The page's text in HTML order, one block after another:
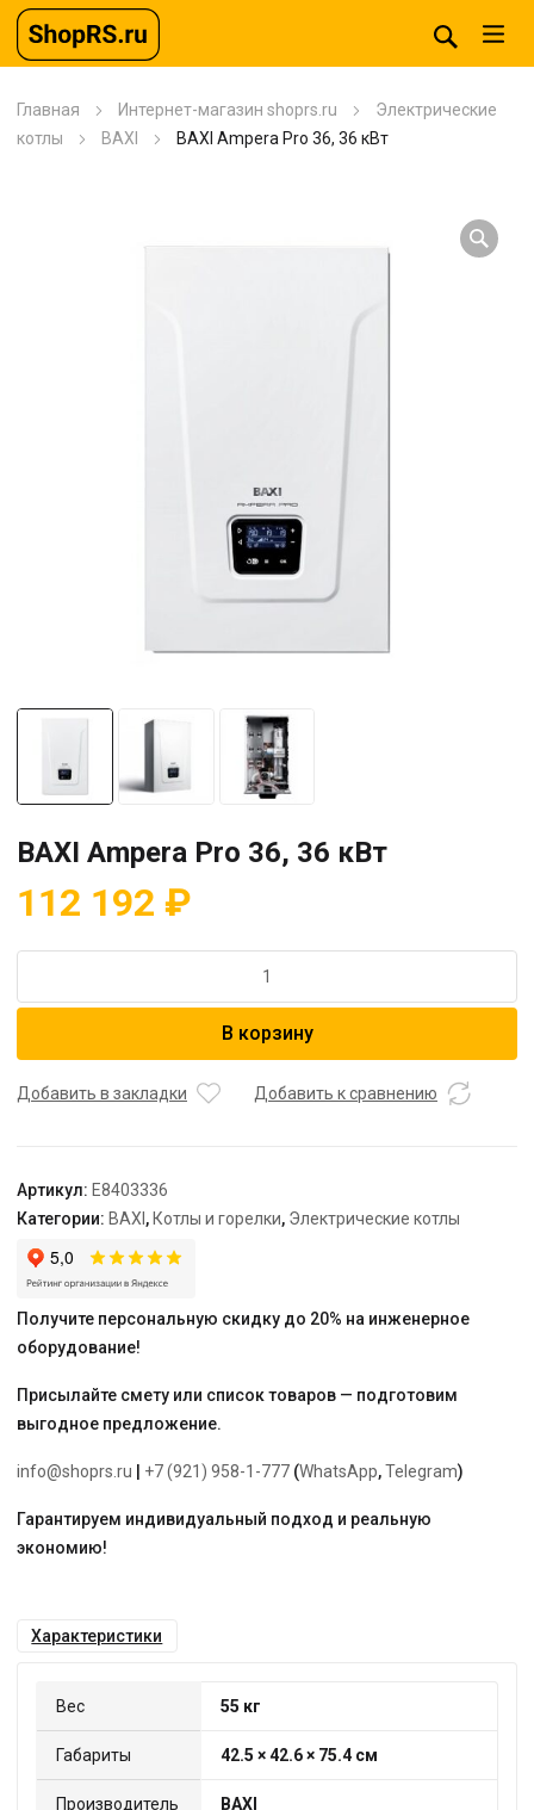
Главная Интернет-магазин shoprs.ru
Электрические
котлы
BAXI BAXI Ampera Pro 36, 36 кВт
BAXI Ampera Pro 36, 36 кВт
112 192 ₽
BAXI
36,
В корзину
Добавить в закладки Добавить к сравнению
Артикул: E8403336
Категории: BAXI , Котлы и горелки, Электрические котлы
Получите персональную скидку до 20% на инженерное
оборудование!
Присылайте смету или список товаров — подготовим
выгодное предложение.
info@shoprs.ru +7 (921) 958-1-777 (WhatsApp,Telegram)
Гарантируем индивидуальный подход и реальную
экономию!
Характеристики
Вес 55 кг
Габариты 42.5 × 42.6 × 75.4 см
Производитель BAXI